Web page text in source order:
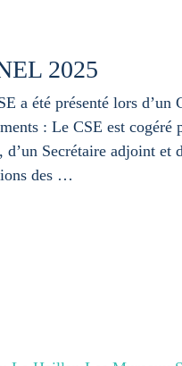
2025
a été présenté lors
: Le CSE est
d’un Secrétaire adjoint
des …